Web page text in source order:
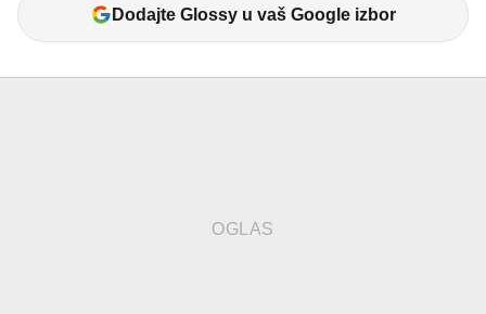
Dodajte Glossy u vaš Google izbor